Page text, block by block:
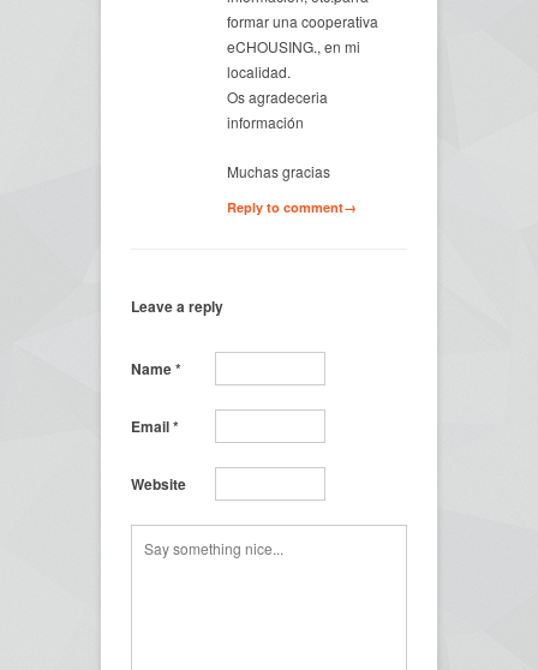
formar una cooperativa
eCHOUSING., en mi
localidad.
Os agradeceria
información
Muchas gracias
Reply to comment→
Leave a reply
Name*
Email*
Website